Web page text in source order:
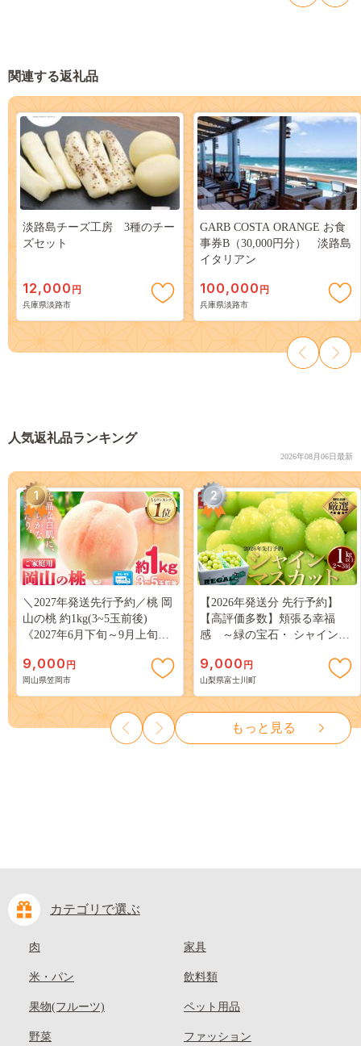
関連する返礼品
淡路島チーズ工房 3種のチー
ズセット
12,000 円
兵庫県淡路市
GARB COSTA ORANGE お食
事券B（30,000円分） 淡路島
イタリアン
100,000 円
兵庫県淡路市
人気返礼品ランキング
2026年08月06日最新
1
＼2027年発送先行予約／桃 岡
山の桃 約1kg(3~5玉前後)
《2027年6月下旬～9月上旬頃
岡山 はくとう スイーツ フル
ーツ 果物 デザート 旬 モモ も
も 先行予約 送料無料 果物 岡
山県 笠岡市 清水白桃 白鳳 白
麗 クール便---
kasaoka_zsy_419_100---
9,000 円
岡山県笠岡市
2
【2026年発送分 先行予約】
【高評価多数】頬張る幸福
感 ～緑の宝石・ シャインマ
３房） フルーツ 山梨県産 果
物 くだもの シャイン マスカ
ット ぶどう ブドウ 葡萄 大粒
種なし 先行予約 富士川町
10000円 一万円 9000円 九千円
9,000 円
山梨県富士川町
もっと見る
カテゴリで選ぶ
肉
米・パン
果物(フルーツ)
野菜
家具
飲料類
ペット用品
ファッション